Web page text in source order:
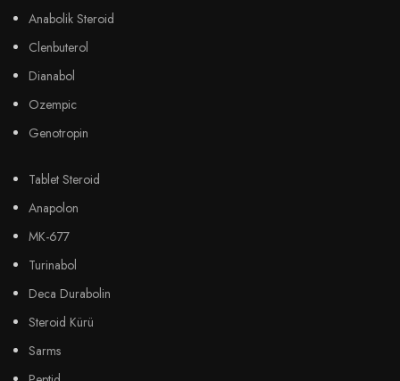
Anabolik Steroid
Clenbuterol
Dianabol
Ozempic
Genotropin
Tablet Steroid
Anapolon
MK-677
Turinabol
Deca Durabolin
Steroid Kürü
Sarms